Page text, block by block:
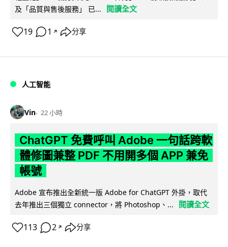
及「品質與售後服務」 已...
閱讀全文
19 1 ↗ 分享
人工智能
Vin 22 小時
ChatGPT 免費呼叫 Adobe 一句話跨軟
體修圖兼整 PDF 不用開多個 APP 兼免
帳號
Adobe 宣布推出全新統一版 Adobe for ChatGPT 外掛，取代
去年推出三個獨立 connector，將 Photoshop、...
閱讀全文
113 2 ↗ 分享